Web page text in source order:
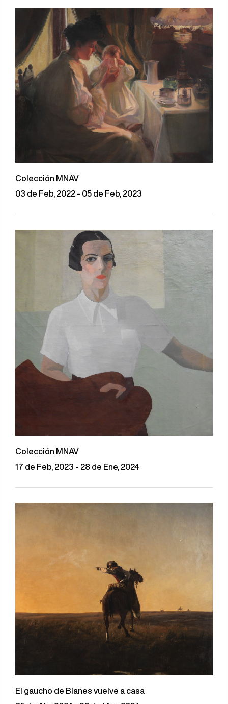
Colección MNAV
03 de Feb, 2022 - 05 de Feb, 2023
Colección MNAV
17 de Feb, 2023 - 28 de Ene, 2024
El gaucho de Blanes vuelve a casa